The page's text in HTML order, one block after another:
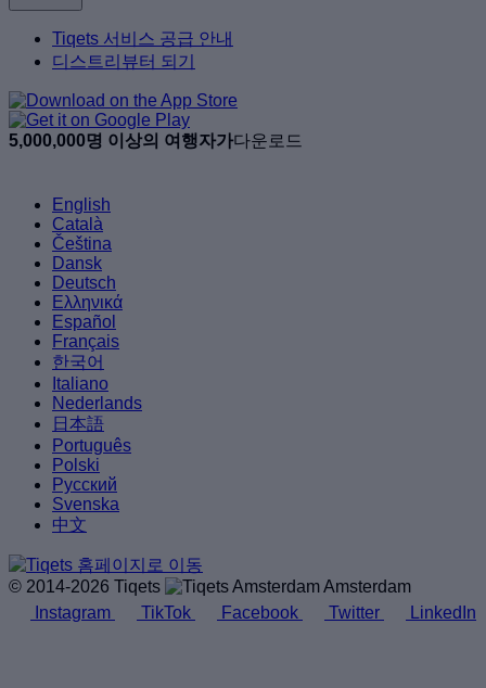
Tiqets 서비스 공급 안내
디스트리뷰터 되기
5,000,000명 이상의 여행자가다운로드
English
Català
Čeština
Dansk
Deutsch
Ελληνικά
Español
Français
한국어
Italiano
Nederlands
日本語
Português
Polski
Русский
Svenska
中文
© 2014-2026 Tiqets
Amsterdam
Instagram
TikTok Facebook Twitter LinkedIn